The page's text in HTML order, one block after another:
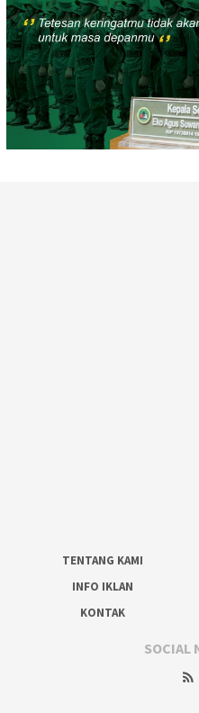
TENTANG KAMI
INFO IKLAN
KONTAK
SOCIAL